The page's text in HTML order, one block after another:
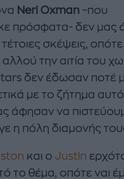
Neri Oxman –που
πρόσφατα- δεν μας
τέτοιες σκέψεις, οπότε
την αιτία του
δεν έδωσαν ποτέ
με το ζήτημα αυτό
άφησαν να
η πόλη διαμονής
και ο Justin
το θέμα, οπότε ναι